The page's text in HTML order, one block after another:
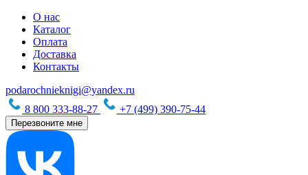
О нас
Каталог
Оплата
Доставка
Контакты
podarochnieknigi@yandex.ru
8 800 333-88-27
+7 (499) 390-75-44
Перезвоните мне